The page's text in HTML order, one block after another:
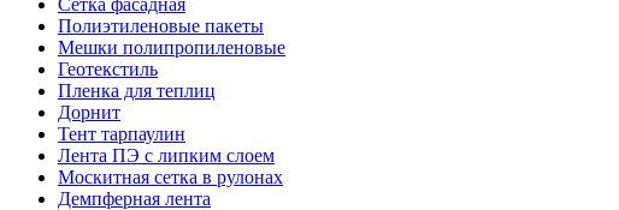
Сетка фасадная
Полиэтиленовые пакеты
Мешки полипропиленовые
Геотекстиль
Пленка для теплиц
Дорнит
Тент тарпаулин
Лента ПЭ с липким слоем
Москитная сетка в рулонах
Демпферная лента